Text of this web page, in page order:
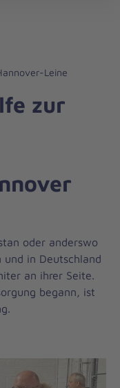
Leine
zur
oder anderswo
und in Deutschland
an ihrer Seite.
begann, ist